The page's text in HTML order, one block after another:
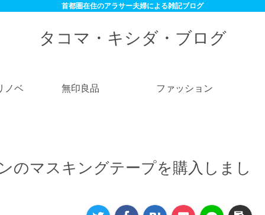
首都圏在住のアラサー夫婦による雑記ブログ
タコマ・キシダ・ブログ
ノベ 無印良品 ファッション
のマスキングテープを購入しまし